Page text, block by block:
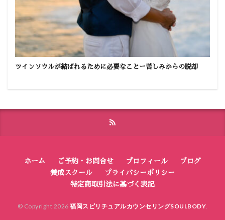
ツインソウルが結ばれるために必要なことー苦しみからの脱却
ホーム ご予約・お問合せ プロフィール
ブログ
養成スクール
プライバシーポリシー
特定商取引法に基づく表記
© Copyright 2026 福岡スピリチュアルカウンセリングSOULBODY.